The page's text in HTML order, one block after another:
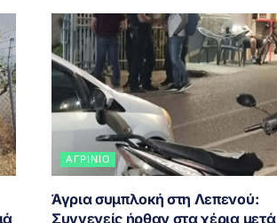
ΑΓΡΊΝΙΟ
Άγρια συμπλοκή στη Λεπενού:
Συγγενείς ήρθαν στα χέρια μετά